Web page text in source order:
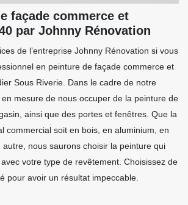
façade commerce et
par Johnny Rénovation
de l’entreprise Johnny Rénovation si vous
en peinture de façade commerce et
Sous Riverie. Dans le cadre de notre
mesure de nous occuper de la peinture de
ainsi que des portes et fenêtres. Que la
commercial soit en bois, en aluminium, en
nous saurons choisir la peinture qui
votre type de revêtement. Choisissez de
pour avoir un résultat impeccable.